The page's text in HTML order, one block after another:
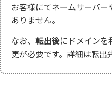
お客様にてネームサーバ
ありません。
なお、 転出後にドメインを
更が必要です。詳細は転出